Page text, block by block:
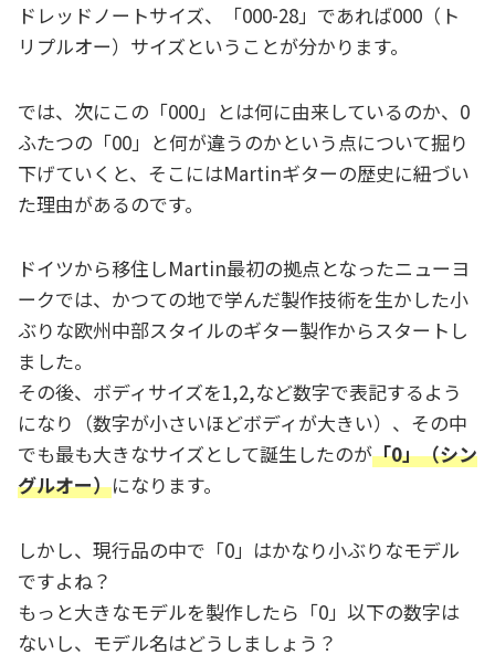
ドレッドノートサイズ、「000-28」であれば000（ト
リプルオー）サイズということが分かります。
では、次にこの「000」とは何に由来しているのか、0
ふたつの「00」と何が違うのかという点について掘り
下げていくと、そこにはMartinギターの歴史に紐づい
た理由があるのです。
ドイツから移住しMartin最初の拠点となったニューヨ
ークでは、かつての地で学んだ製作技術を生かした小
ぶりな欧州中部スタイルのギター製作からスタートし
ました。
その後、ボディサイズを1,2,など数字で表記するよう
になり（数字が小さいほどボディが大きい）、その中
でも最も大きなサイズとして誕生したのが「0」（シン
グルオー）になります。
しかし、現行品の中で「0」はかなり小ぶりなモデル
ですよね？
もっと大きなモデルを製作したら「0」以下の数字は
ないし、モデル名はどうしましょう？